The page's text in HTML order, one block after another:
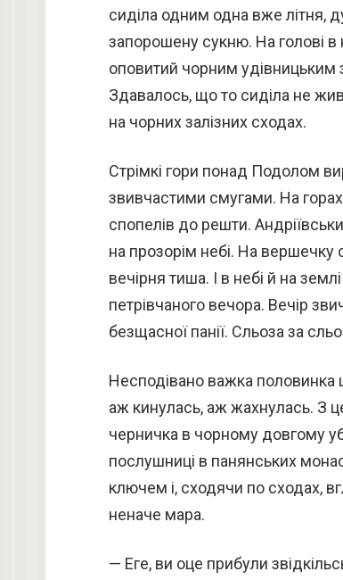
сиділа одним одна вже літня,
запорошену сукню. На голові
оповитий чорним удівницьким
Здавалось, що то сиділа не
на чорних залізних сходах.
Стрімкі гори понад Подолом
звивчастими смугами. На
спопелів до решти.
на прозорім небі. На вершечку
вечірня тиша. І в небі й на
петрівчаного вечора. Вечір
безщасної панії. Сльоза за
Несподівано важка
аж кинулась, аж жахнулась. З
черничка в чорному довгому
послушниці в панянських
ключем і, сходячи по сходах,
неначе мара.
— Еге, ви оце прибули